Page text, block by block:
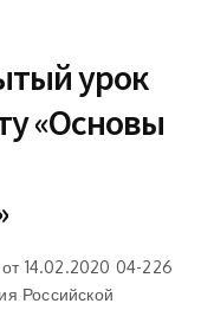
урок
«Основы
14.02.2020 04-226
Российской